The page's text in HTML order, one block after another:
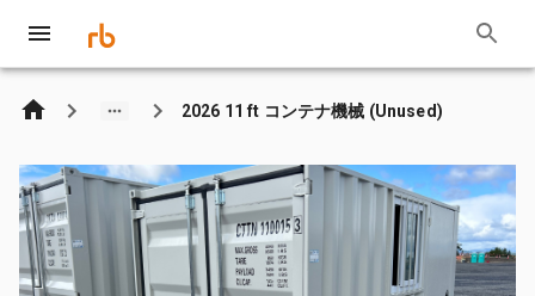
2026 11 ft コンテナ機械 (Unused)